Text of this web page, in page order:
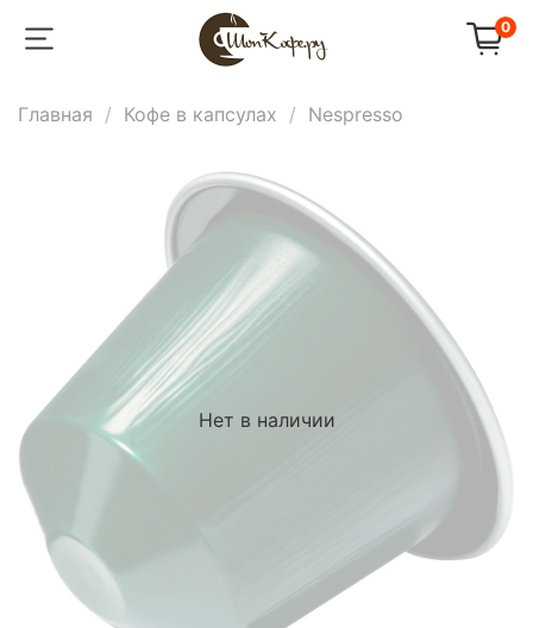
0
Главная Кофе в капсулах Nespresso
Нет в наличии